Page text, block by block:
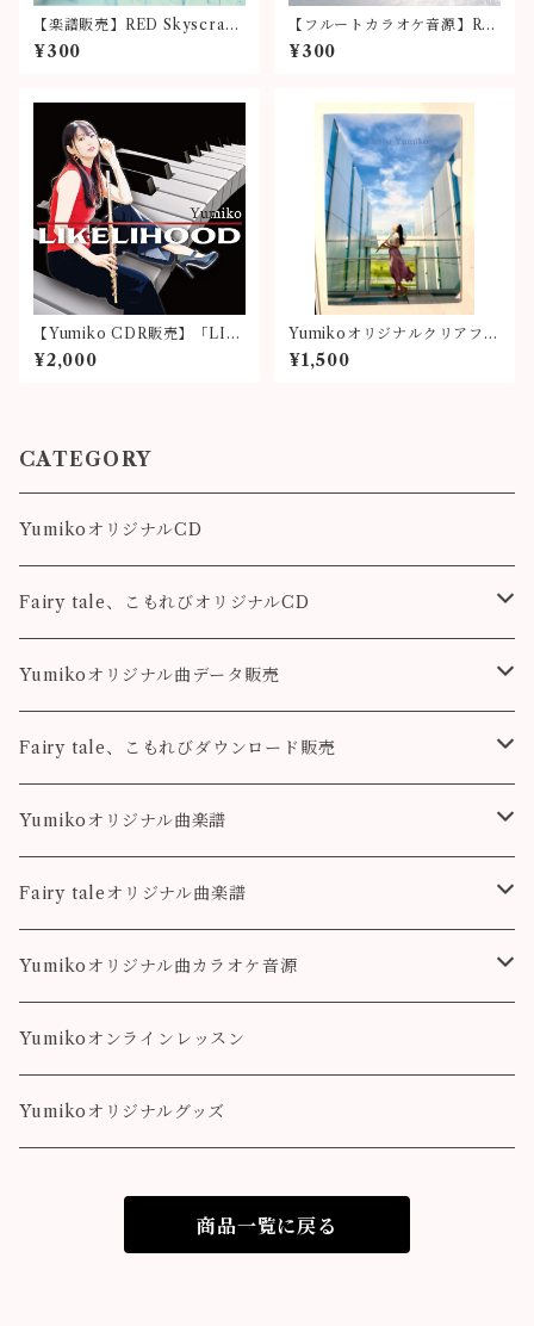
【楽譜販売】RED Skyscrape
r(メロディーコード譜)
¥300
【フルートカラオケ音源】Rai
son d'etre
¥300
【Yumiko CDR販売】「LIK
ELIHOOD」
¥2,000
Yumikoオリジナルクリアファ
イル２
¥1,500
CATEGORY
YumikoオリジナルCD
Fairy tale、こもれびオリジナルCD
Fairy tale
こもれび
Yumikoオリジナル曲データ販売
Pleasure
Destiny
Destiny
colorful
Fairy tale、こもれびダウンロード販売
Fairy tale
こもれび
Yumikoオリジナル曲楽譜
Pleasure
Destiny
colorful
Fairy taleオリジナル曲楽譜
Landscape
Fairy Song
Yumikoオリジナル曲カラオケ音源
Pleasure
Destiny
Yumikoオンラインレッスン
Yumikoオリジナルグッズ
商品一覧に戻る